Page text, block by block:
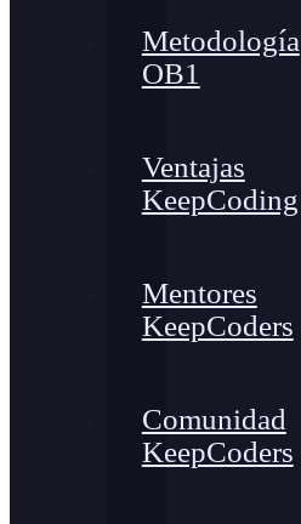
Metodología
OB1
Ventajas
KeepCoding
Mentores
KeepCoders
Comunidad
KeepCoders